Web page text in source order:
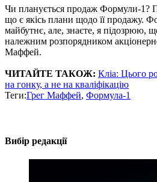
Чи планується продаж Формули-1?
що є якісь плани щодо її продажу.
майбутнє, але, знаєте, я підозрюю,
належним розпорядником
Маффей.
ЧИТАЙТЕ ТАКОЖ: Кліа: Цього
на гонку, а не на кваліфікацію
Теги:Грег Маффей, Формула-1
Вибір редакції